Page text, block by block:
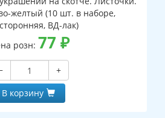
желтый (10 шт. в наборе,
ВД-лак)
розн: 77 ₽
+
В корзину